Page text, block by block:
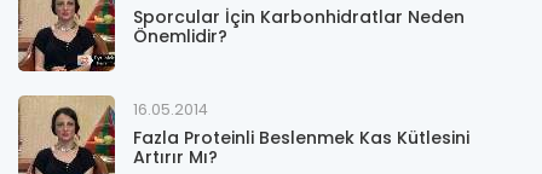
Sporcular İçin Karbonhidratlar Neden
Önemlidir?
16.05.2014
Fazla Proteinli Beslenmek Kas Kütlesini
Artırır Mı?